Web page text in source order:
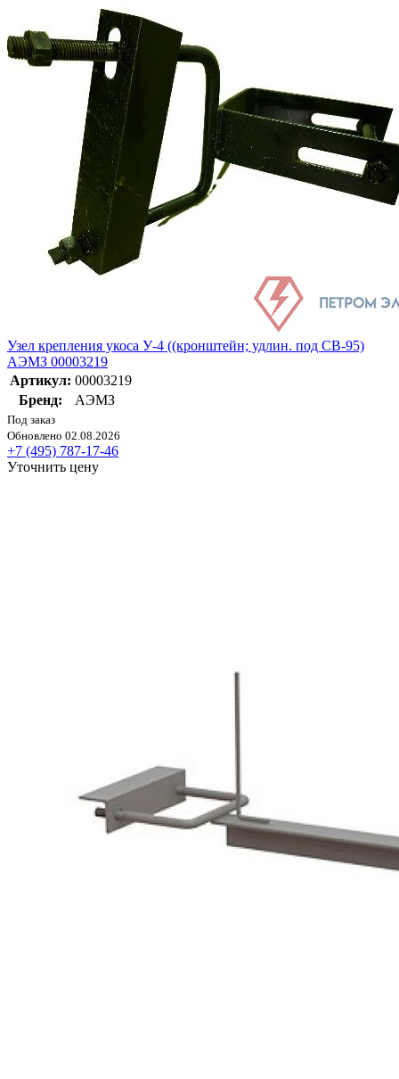
Узел крепления укоса У-4 ((кронштейн; удлин. под СВ-95)
АЭМЗ 00003219
Артикул: 00003219
Бренд:
АЭМЗ
Под заказ
Обновлено 02.08.2026
+7 (495) 787-17-46
Уточнить цену